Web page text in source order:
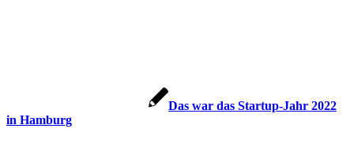
Das war das Startup-Jahr 2022
in Hamburg